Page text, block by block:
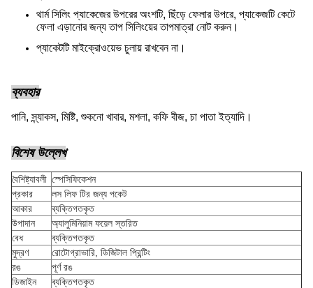
থার্ম সিলিং প্যাকেজের উপরের অংশটি, ছিঁড়ে ফেলার উপরে, প্যাকেজটি কেটে
ফেলা এড়ানোর জন্য তাপ সিলিংয়ের তাপমাত্রা নোট করুন।
প্যাকেটটি মাইক্রোওয়েভ চুলায় রাখবেন না।
ব্যবহার
পানি, স্ন্যাকস, মিষ্টি, শুকনো খাবার, মশলা, কফি বীজ, চা পাতা ইত্যাদি।
বিশেষ উল্লেখ
বৈশিষ্ট্যাবলী স্পেসিফিকেশন
প্রকার
লস লিফ টির জন্য পকেট
আকার
ব্যক্তিগতকৃত
উপাদান
অ্যালুমিনিয়াম ফয়েল স্তরিত
বেধ
ব্যক্তিগতকৃত
মুদ্রণ
রোটোগ্রাভারি, ডিজিটাল প্রিন্টিং
রঙ
পূর্ণ রঙ
ডিজাইন
ব্যক্তিগতকৃত